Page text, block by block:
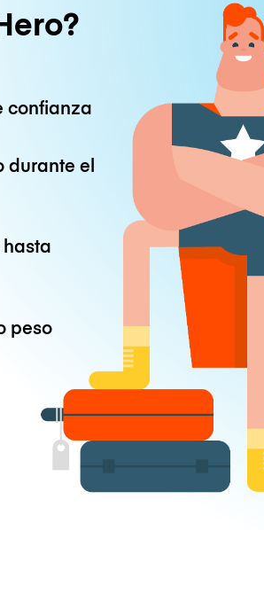
confianza
durante el
peso